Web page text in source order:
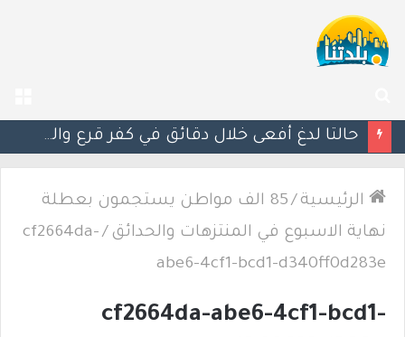
عن
حالتا لدغ أفعى خلال دقائق في كفر قرع والشمال.. إصابتان إحداهما خطيرة
الرئيسية /
85 الف مواطن يستجمون بعطلة
نهاية الاسبوع في المنتزهات والحدائق /
cf2664da-
abe6-4cf1-bcd1-d340ff0d283e
cf2664da-abe6-4cf1-bcd1-